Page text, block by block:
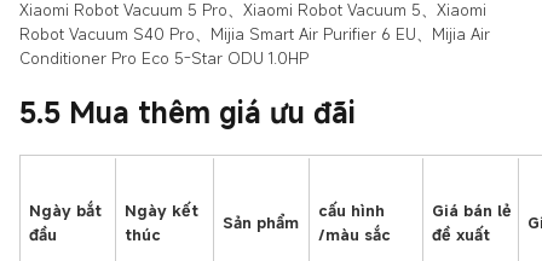
Xiaomi Robot Vacuum 5 Pro、Xiaomi Robot Vacuum 5、Xiaomi
Robot Vacuum S40 Pro、Mijia Smart Air Purifier 6 EU、Mijia Air
Conditioner Pro Eco 5-Star ODU 1.0HP
5.5 Mua thêm giá ưu đãi
Ngày bắt
đầu
Ngày kết
thúc
Sản phẩm
cấu hình
/màu sắc
Giá bán lẻ
đề xuất